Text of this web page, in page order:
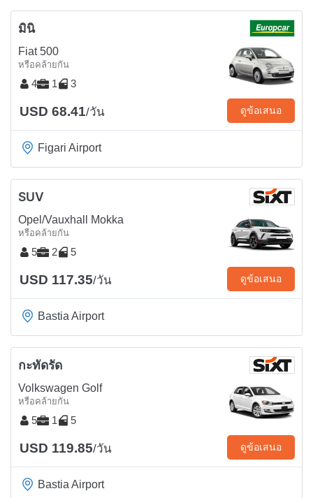
มินิ
Fiat 500
หรือคล้ายกัน
4 1 3
USD 68.41/วัน ดูข้อเสนอ
Figari Airport
SUV
Opel/Vauxhall Mokka
หรือคล้ายกัน
5 2 5
USD 117.35/วัน ดูข้อเสนอ
Bastia Airport
กะทัดรัด
Volkswagen Golf
หรือคล้ายกัน
5 1 5
USD 119.85/วัน ดูข้อเสนอ
Bastia Airport